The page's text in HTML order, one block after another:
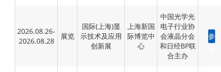
2026.08.26-
2026.08.28
展览
国际(上海)显
示技术及应用
创新展
上海新国
际博览中
心
中国光学光
电子行业协
会液晶分会
和日经BP联
合主办
参